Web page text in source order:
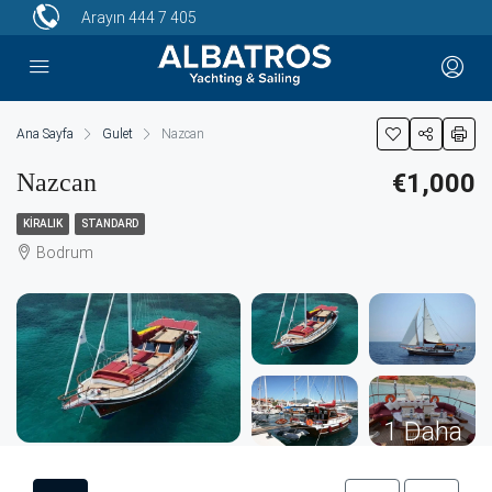
Arayın 444 7 405
Ana Sayfa Gulet Nazcan
Nazcan €1,000
KIRALIK STANDARD
Bodrum
1 Daha